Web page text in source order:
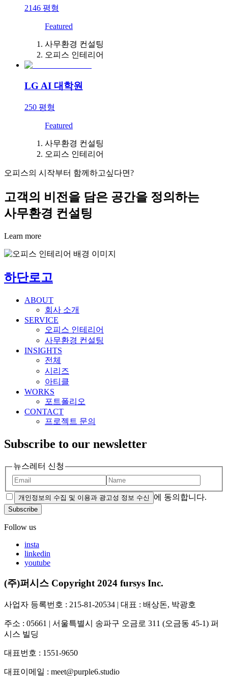
2146 평형
Featured
사무환경 컨설팅
오피스 인테리어
LG AI 대학원
250 평형
Featured
사무환경 컨설팅
오피스 인테리어
오피스의 시작부터 함께하고싶다면?
고객의 비전을 담은 공간을 정의하는
사무환경 컨설팅
Learn more
하단로고
ABOUT
회사 소개
SERVICE
오피스 인테리어
사무환경 컨설팅
INSIGHTS
전체
시리즈
아티클
WORKS
포트폴리오
CONTACT
프로젝트 문의
Subscribe to our newsletter
뉴스레터 신청
개인정보의 수집 및 이용과 광고성 정보 수신 에 동의합니다.
Subscribe
Follow us
insta
linkedin
youtube
(주)퍼시스 Copyright 2024 fursys Inc.
사업자 등록번호 : 215-81-20534 | 대표 : 배상돈, 박광호
주소 : 05661 | 서울특별시 송파구 오금로 311 (오금동 45-1) 퍼
시스 빌딩
대표번호 : 1551-9650
대표이메일 : meet@purple6.studio